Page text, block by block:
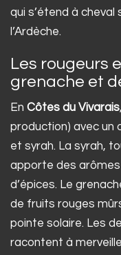
qui s’étend à cheval
l’Ardèche.
Les rougeurs
grenache et
En Côtes du Vivarais
production) avec un
et syrah. La syrah,
apporte des
d’épices. Le
de fruits rouges
pointe solaire. Les
racontent à